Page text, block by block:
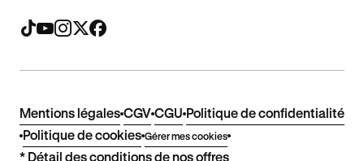
Mentions légales CGV CGU Politique de confidentialité
Politique de cookies Gérer mes cookies
* Détail des conditions de nos offres